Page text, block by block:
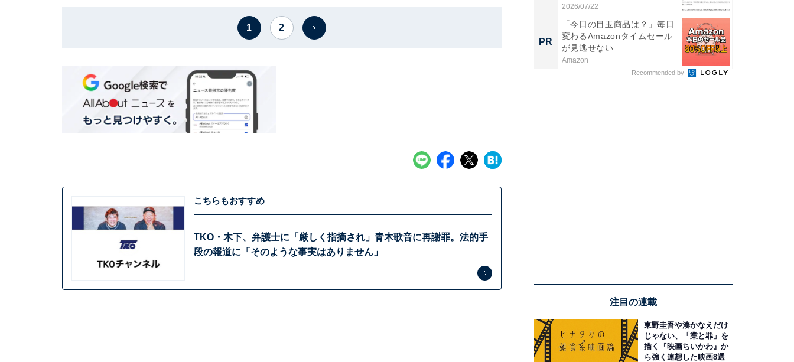
1 2
こちらもおすすめ
TKO・木下、弁護士に「厳しく指摘され」青木歌音に再謝罪。法的手
段の報道に「そのような事実はありません」
「不...
2026/07/22
PR
「今日の目玉商品は？」毎日
変わるAmazonタイムセール
が見逃せない
Amazon
Recommended by
注目の連載
東野圭吾や湊かなえだけ
じゃない、「業と罪」を
描く『映画ちいかわ』か
ら強く連想した映画8選